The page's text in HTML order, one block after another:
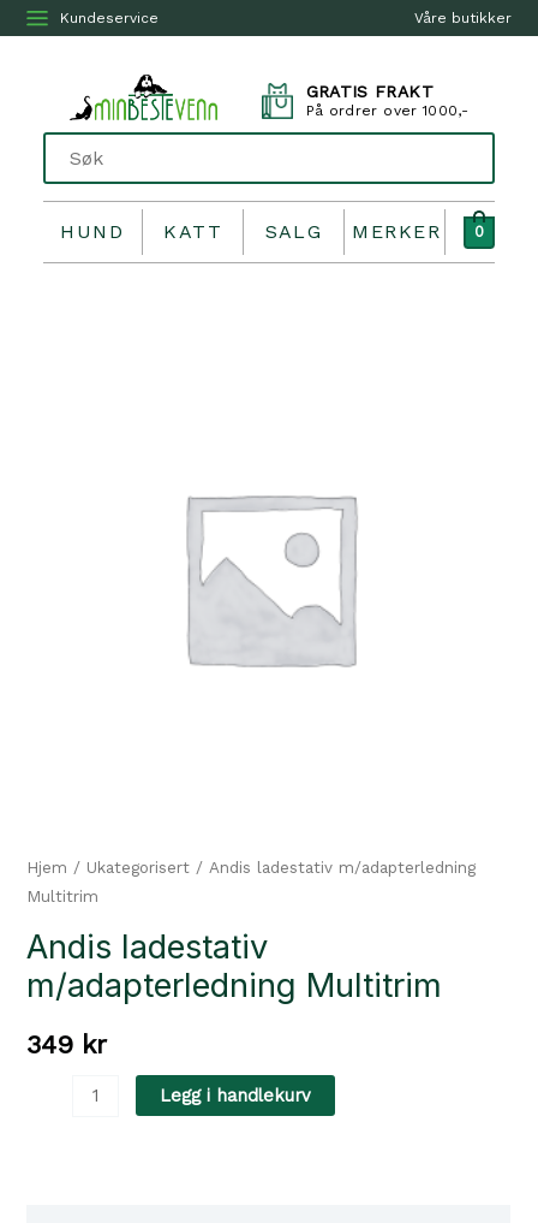
Våre butikker
Kundeservice
GRATIS FRAKT
På ordrer over 1000,-
HUND KATT SALG MERKER 0
Hjem / Ukategorisert / Andis ladestativ m/adapterledning
Multitrim
Andis ladestativ
m/adapterledning Multitrim
349 kr
Legg i handlekurv